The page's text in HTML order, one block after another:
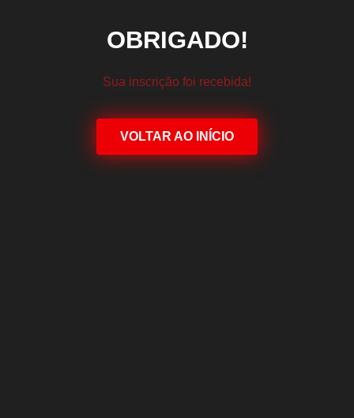
OBRIGADO!
Sua inscrição foi recebida!
VOLTAR AO INÍCIO